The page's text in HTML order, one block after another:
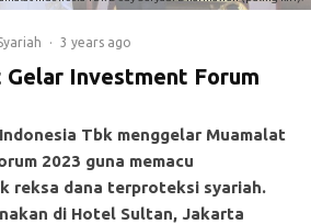
· 3 years ago
Gelar Investment Forum
Tbk menggelar Muamalat
2023 guna memacu
reksa dana terproteksi syariah.
di Hotel Sultan, Jakarta